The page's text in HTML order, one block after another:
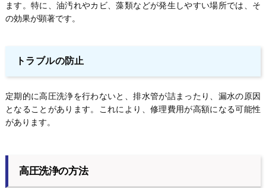
ます。特に、油汚れやカビ、藻類などが発生しやすい場所では、そ
の効果が顕著です。
トラブルの防止
定期的に高圧洗浄を行わないと、排水管が詰まったり、漏水の原因
となることがあります。これにより、修理費用が高額になる可能性
があります。
高圧洗浄の方法